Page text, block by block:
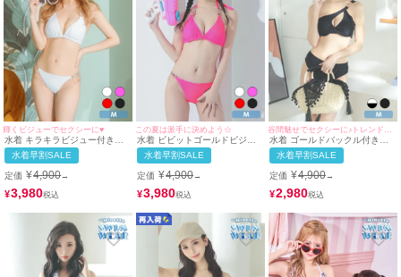
輝くビジューでセクシーに♥
水着 キラキラビジュー付きブ
ラジリアンビキニ
水着早割SALE
定価 ¥4,900→
¥3,980
この夏は派手に決めよう☆
水着 ビビットゴールドビジュ
ーホルターネックビキニ
水着早割SALE
定価 ¥4,900→
¥3,980
水着 ゴールドバックル付きバ
ストカットワンショルダービキ
ニ水着早割SALE
定価 ¥4,900→
¥2,980